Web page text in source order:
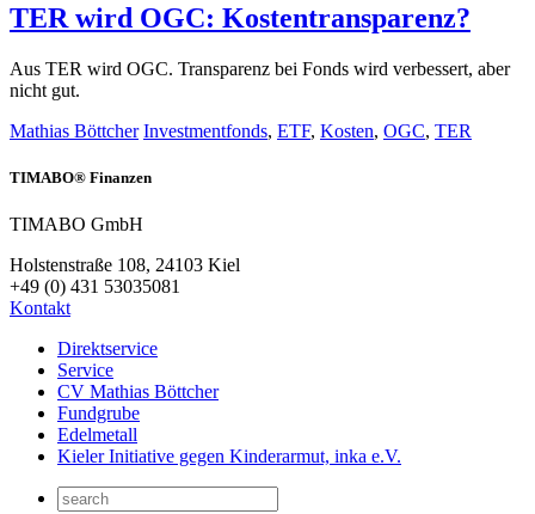
TER wird OGC: Kostentransparenz?
Aus TER wird OGC. Transparenz bei Fonds wird verbessert, aber
nicht gut.
Mathias Böttcher Investmentfonds, ETF, Kosten, OGC, TER
TIMABO® Finanzen
TIMABO GmbH
Holstenstraße 108, 24103 Kiel
+49 (0) 431 53035081
Kontakt
Direktservice
Service
CV Mathias Böttcher
Fundgrube
Edelmetall
Kieler Initiative gegen Kinderarmut, inka e.V.